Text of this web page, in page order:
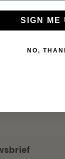
Travel
SIGN ME
NO,